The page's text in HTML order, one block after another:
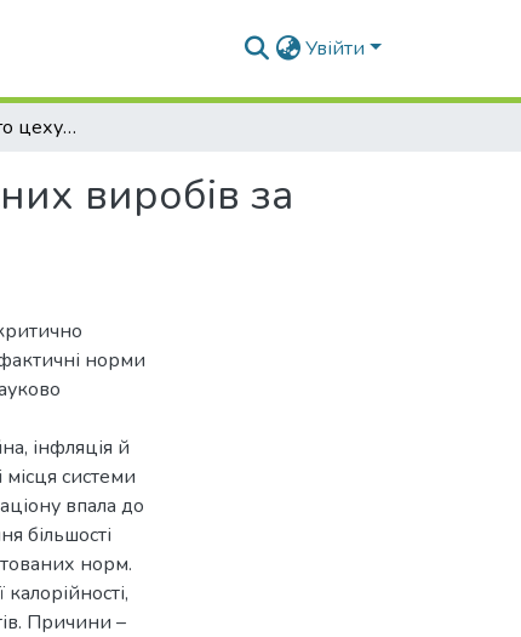
Увійти
Проект ковбасного цеху потужністю 9,5 т ковбасних виробів за зміну
виробів за
норми
інфляція й
системи
впала до
більшості
норм.
Причини –